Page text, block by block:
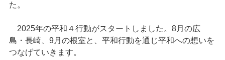
た。
2025年の平和４行動がスタートしました。8月の広
島・長崎、9月の根室と、平和行動を通じ平和への想いを
つなげていきます。